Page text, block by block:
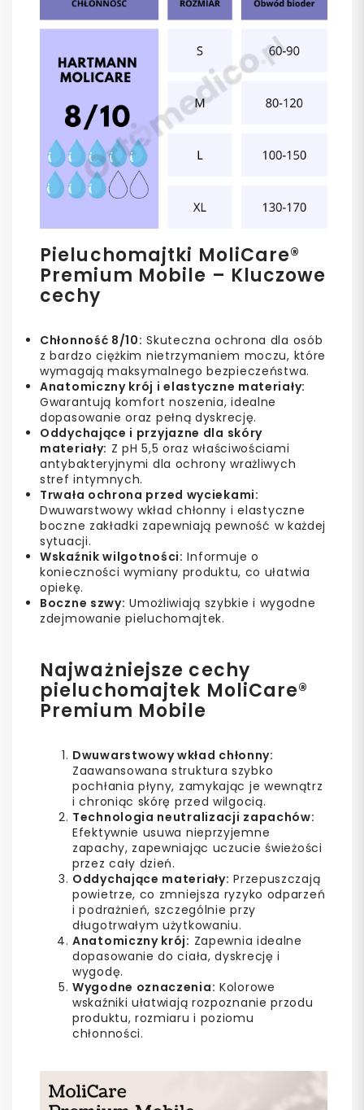
Pieluchomajtki MoliCare®
Premium Mobile – Kluczowe
cechy
Chłonność 8/10: Skuteczna ochrona dla osób
z bardzo ciężkim nietrzymaniem moczu, które
wymagają maksymalnego bezpieczeństwa.
Anatomiczny krój i elastyczne materiały:
Gwarantują komfort noszenia, idealne
dopasowanie oraz pełną dyskrecję.
Oddychające i przyjazne dla skóry
materiały: Z pH 5,5 oraz właściwościami
antybakteryjnymi dla ochrony wrażliwych
stref intymnych.
Trwała ochrona przed wyciekami:
Dwuwarstwowy wkład chłonny i elastyczne
boczne zakładki zapewniają pewność w każdej
sytuacji.
Wskaźnik wilgotności: Informuje o
konieczności wymiany produktu, co ułatwia
opiekę.
Boczne szwy: Umożliwiają szybkie i wygodne
zdejmowanie pieluchomajtek.
Najważniejsze cechy
pieluchomajtek MoliCare®
Premium Mobile
Dwuwarstwowy wkład chłonny:
Zaawansowana struktura szybko
pochłania płyny, zamykając je wewnątrz
i chroniąc skórę przed wilgocią.
Technologia neutralizacji zapachów:
Efektywnie usuwa nieprzyjemne
zapachy, zapewniając uczucie świeżości
przez cały dzień.
Oddychające materiały: Przepuszczają
powietrze, co zmniejsza ryzyko odparzeń
i podrażnień, szczególnie przy
długotrwałym użytkowaniu.
Anatomiczny krój: Zapewnia idealne
dopasowanie do ciała, dyskrecję i
wygodę.
Wygodne oznaczenia: Kolorowe
wskaźniki ułatwiają rozpoznanie przodu
produktu, rozmiaru i poziomu
chłonności.